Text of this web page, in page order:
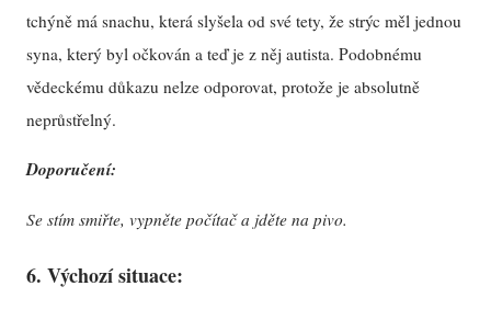
tchýně má snachu, která slyšela od své tety, že strýc měl jednou
syna, který byl očkován a teď je z něj autista. Podobnému
vědeckému důkazu nelze odporovat, protože je absolutně
neprůstřelný.
Doporučení:
Se stím smiřte, vypněte počítač a jděte na pivo.
6. Výchozí situace: